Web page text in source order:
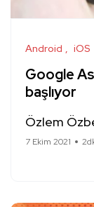
Android iOS
Google
başlıyor
Özlem
7 Ekim 2021